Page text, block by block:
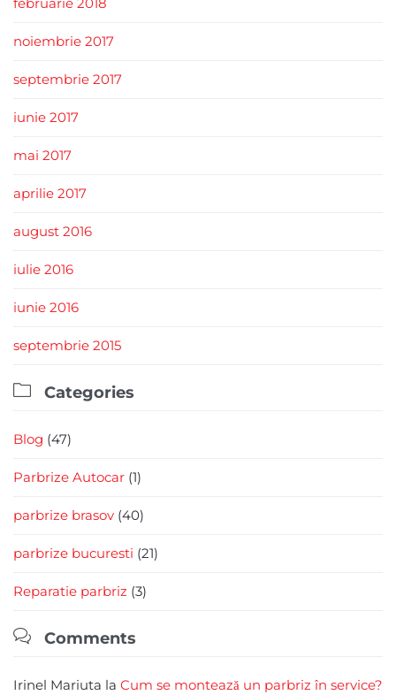
noiembrie 2017
septembrie 2017
iunie 2017
mai 2017
aprilie 2017
august 2016
iulie 2016
iunie 2016
septembrie 2015
 Categories
Blog (47)
Parbrize Autocar (1)
parbrize brasov (40)
parbrize bucuresti (21)
Reparatie parbriz (3)
 Comments
Irinel Mariuta la Cum se montează un parbriz în service?